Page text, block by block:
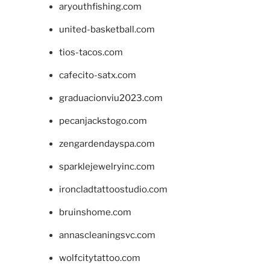
aryouthfishing.com
united-basketball.com
tios-tacos.com
cafecito-satx.com
graduacionviu2023.com
pecanjackstogo.com
zengardendayspa.com
sparklejewelryinc.com
ironcladtattoostudio.com
bruinshome.com
annascleaningsvc.com
wolfcitytattoo.com